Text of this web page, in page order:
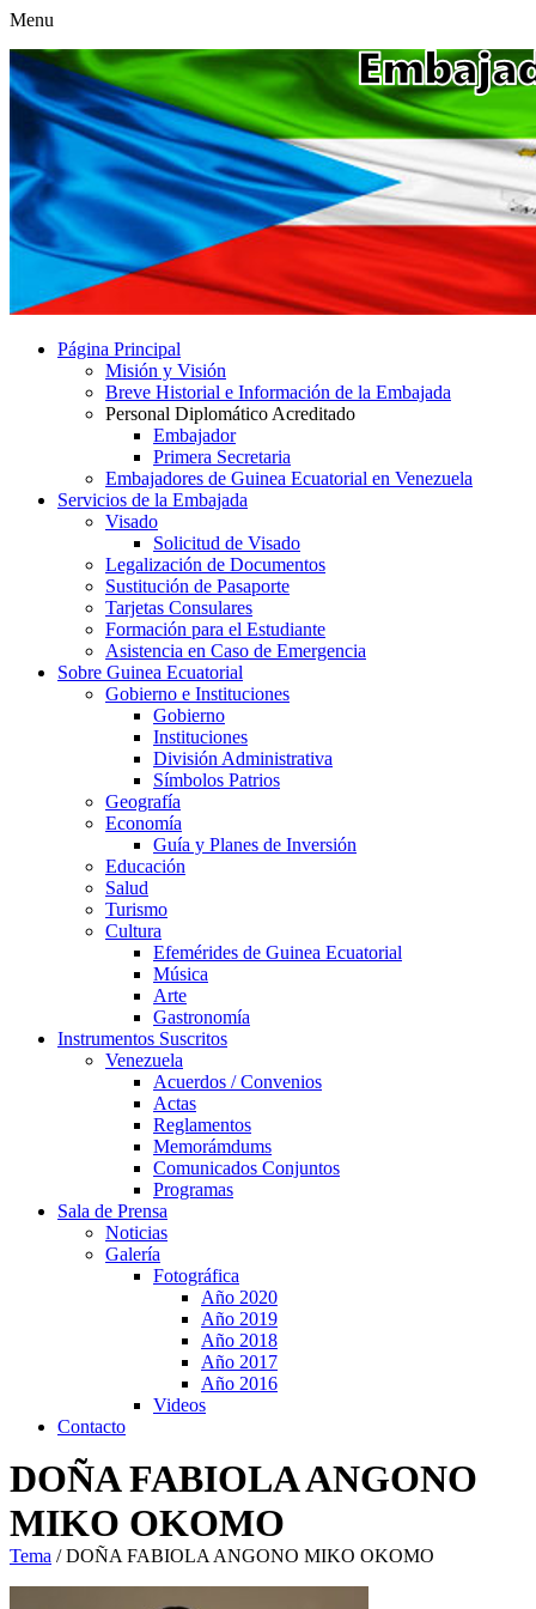
Menu
Página Principal
Misión y Visión
Breve Historial e Información de la Embajada
Personal Diplomático Acreditado
Embajador
Primera Secretaria
Embajadores de Guinea Ecuatorial en Venezuela
Servicios de la Embajada
Visado
Solicitud de Visado
Legalización de Documentos
Sustitución de Pasaporte
Tarjetas Consulares
Formación para el Estudiante
Asistencia en Caso de Emergencia
Sobre Guinea Ecuatorial
Gobierno e Instituciones
Gobierno
Instituciones
División Administrativa
Símbolos Patrios
Geografía
Economía
Guía y Planes de Inversión
Educación
Salud
Turismo
Cultura
Efemérides de Guinea Ecuatorial
Música
Arte
Gastronomía
Instrumentos Suscritos
Venezuela
Acuerdos / Convenios
Actas
Reglamentos
Memorámdums
Comunicados Conjuntos
Programas
Sala de Prensa
Noticias
Galería
Fotográfica
Año 2020
Año 2019
Año 2018
Año 2017
Año 2016
Videos
Contacto
DOÑA FABIOLA ANGONO
MIKO OKOMO
Tema /DOÑA FABIOLA ANGONO MIKO OKOMO